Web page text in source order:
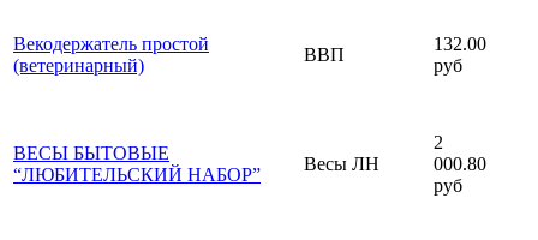
Векодержатель простой
(ветеринарный)
ВВП
132.00
руб
ВЕСЫ БЫТОВЫЕ
“ЛЮБИТЕЛЬСКИЙ НАБОР”
Весы ЛН
2
000.80
руб